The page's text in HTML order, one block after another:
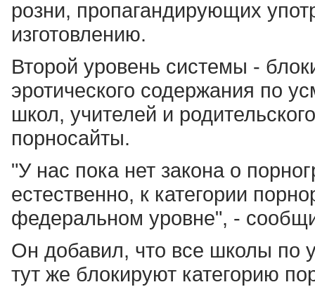
розни, пропагандирующих
изготовлению.
Второй уровень системы -
эротического содержания по
школ, учителей и
порносайты.
"У нас пока нет закона о
естественно, к категории
федеральном уровне", -
Он добавил, что все школы по
тут же блокируют категорию